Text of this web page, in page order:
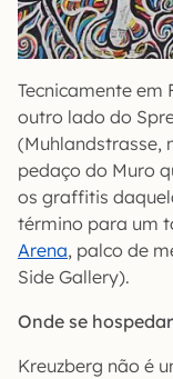
Tecnicamente
outro lado do
(Muhlandstrasse,
pedaço do Muro
os graffitis
término para um
Arena, palco de
Side Gallery).
Onde se
Kreuzberg não é